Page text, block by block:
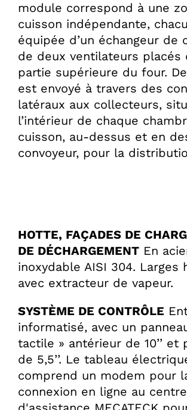
module correspond à une
cuisson indépendante,
équipée d’un échangeur de
de deux ventilateurs placés
partie supérieure du four. De
est envoyé à travers des
latéraux aux collecteurs,
l’intérieur de chaque
cuisson, au-dessus et en
convoyeur, pour la
HOTTE, FAÇADES DE
DE DÉCHARGEMENTEn
inoxydable AISI 304. Larges
avec extracteur de vapeur.
SYSTÈME DE CONTRÔLE
informatisé, avec un
tactile » antérieur de 10’’ et
de 5,5’’. Le tableau
comprend un modem pour
connexion en ligne au centre